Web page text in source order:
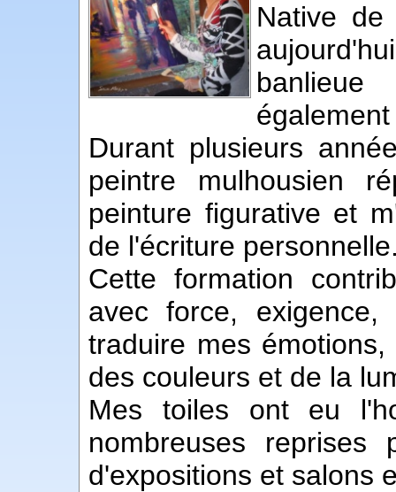
Native
Durant plusieurs
peintre mulhousien
peinture figurative et
de l'écriture
Cette formation
avec force,
traduire mes
des couleurs et de la
Mes toiles ont eu
nombreuses
d'expositions et salons